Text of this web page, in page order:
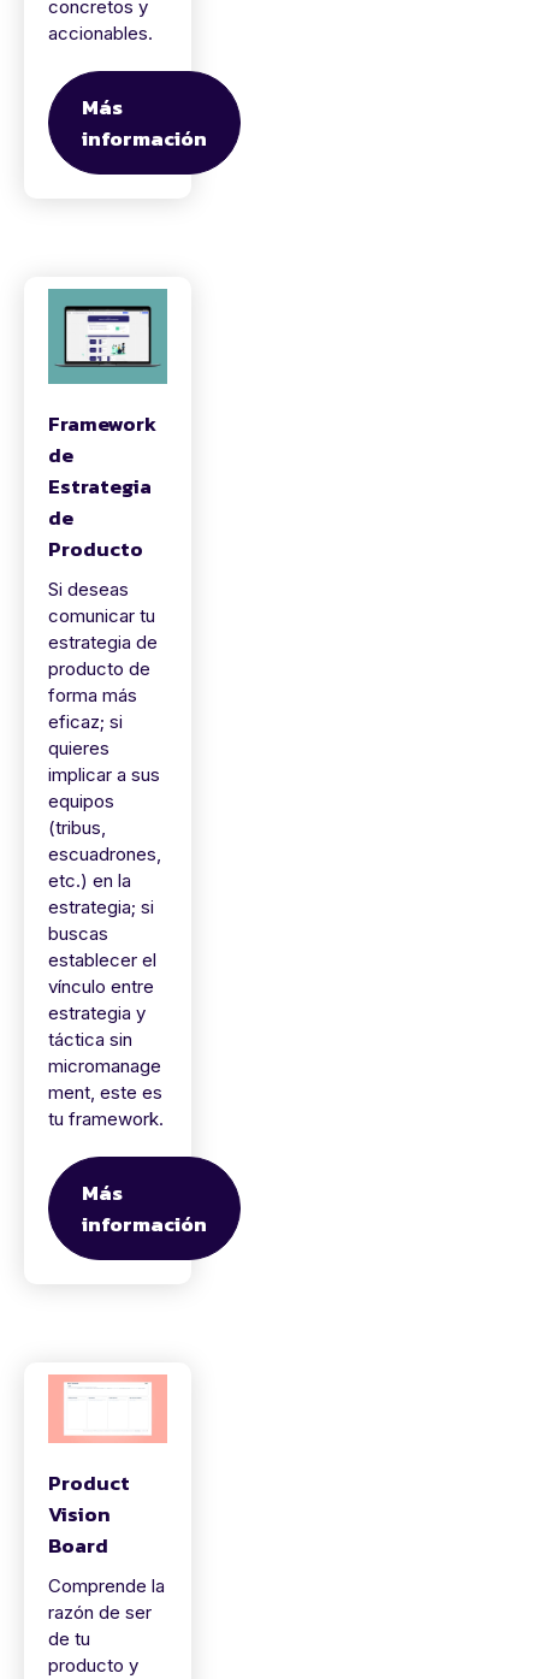
concretos y
accionables.
Más
información
Framework
de
Estrategia
de
Producto
Si deseas
comunicar tu
estrategia de
producto de
forma más
eficaz; si
quieres
implicar a sus
equipos
(tribus,
escuadrones,
etc.) en la
estrategia; si
buscas
establecer el
vínculo entre
estrategia y
táctica sin
micromanage
ment, este es
tu framework.
Más
información
Product
Vision
Board
Comprende la
razón de ser
de tu
producto y